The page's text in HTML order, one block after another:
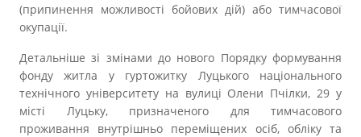
(припинення можливості бойових дій) або тимчасової
окупації.
Детальніше зі змінами до нового Порядку формування
фонду житла у гуртожитку Луцького національного
технічного університету на вулиці Олени Пчілки, 29 у
місті Луцьку, призначеного для тимчасового
проживання внутрішньо переміщених осіб, обліку та